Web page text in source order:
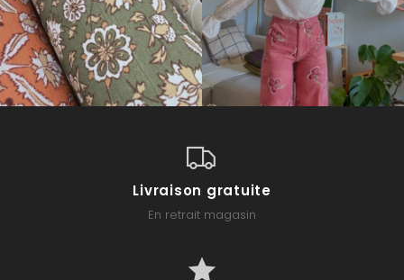
Livraison gratuite
En retrait magasin